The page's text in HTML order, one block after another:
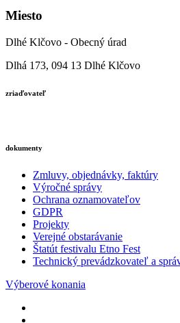
Miesto
Dlhé Klčovo - Obecný úrad
Dlhá 173, 094 13 Dlhé Klčovo
zriaďovateľ
dokumenty
Zmluvy, objednávky, faktúry
Výročné správy
Ochrana oznamovateľov
GDPR
Projekty
Verejné obstarávanie
Štatút festivalu Etno Fest
Technický prevádzkovateľ a
Výberové konania